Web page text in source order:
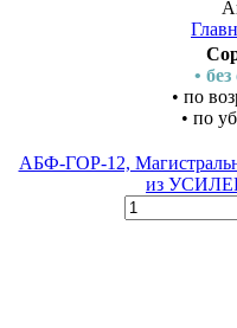
•
• по
• по
АБФ-ГОР-12,
из